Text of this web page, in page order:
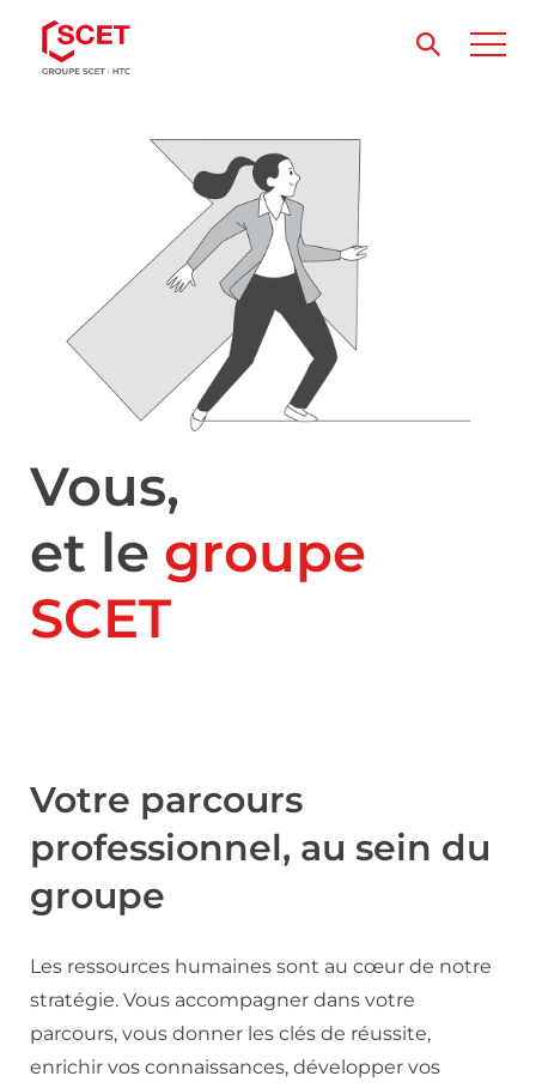
Vous,
et le groupe
SCET
Votre parcours
professionnel, au sein du
groupe
Les ressources humaines sont au cœur de notre
stratégie. Vous accompagner dans votre
parcours, vous donner les clés de réussite,
enrichir vos connaissances, développer vos